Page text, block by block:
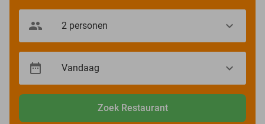
Zoek Restaurant